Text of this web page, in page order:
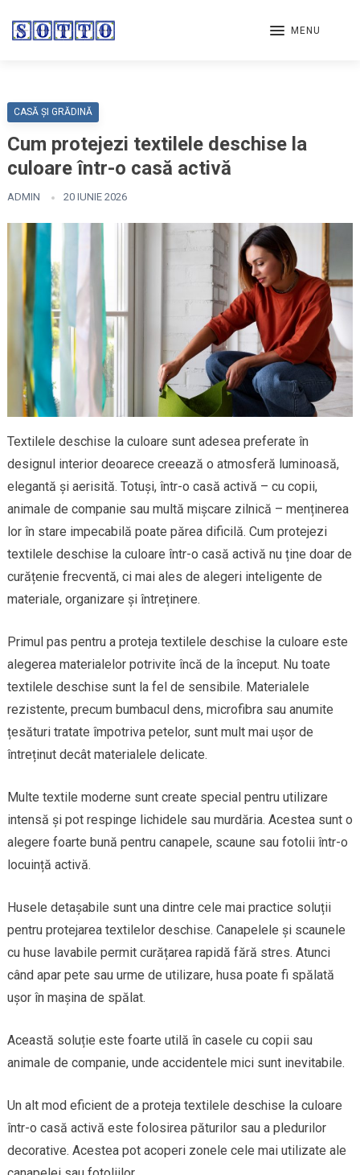
MENU
CASĂ ȘI GRĂDINĂ
Cum protejezi textilele deschise la
culoare într-o casă activă
ADMIN 20 IUNIE 2026
Textilele deschise la culoare sunt adesea preferate în
designul interior deoarece creează o atmosferă luminoasă,
elegantă și aerisită. Totuși, într-o casă activă – cu copii,
animale de companie sau multă mișcare zilnică – menținerea
lor în stare impecabilă poate părea dificilă. Cum protejezi
textilele deschise la culoare într-o casă activă nu ține doar de
curățenie frecventă, ci mai ales de alegeri inteligente de
materiale, organizare și întreținere.
Primul pas pentru a proteja textilele deschise la culoare este
alegerea materialelor potrivite încă de la început. Nu toate
textilele deschise sunt la fel de sensibile. Materialele
rezistente, precum bumbacul dens, microfibra sau anumite
țesături tratate împotriva petelor, sunt mult mai ușor de
întreținut decât materialele delicate.
Multe textile moderne sunt create special pentru utilizare
intensă și pot respinge lichidele sau murdăria. Acestea sunt o
alegere foarte bună pentru canapele, scaune sau fotolii într-o
locuință activă.
Husele detașabile sunt una dintre cele mai practice soluții
pentru protejarea textilelor deschise. Canapelele și scaunele
cu huse lavabile permit curățarea rapidă fără stres. Atunci
când apar pete sau urme de utilizare, husa poate fi spălată
ușor în mașina de spălat.
Această soluție este foarte utilă în casele cu copii sau
animale de companie, unde accidentele mici sunt inevitabile.
Un alt mod eficient de a proteja textilele deschise la culoare
într-o casă activă este folosirea păturilor sau a pledurilor
decorative. Acestea pot acoperi zonele cele mai utilizate ale